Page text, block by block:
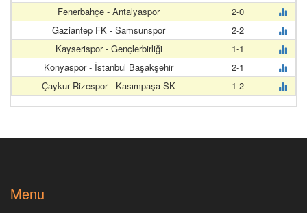
Fenerbahçe - Antalyaspor
2-0
Gaziantep FK - Samsunspor
2-2
Kayserispor - Gençlerbirliği
1-1
Konyaspor - İstanbul Başakşehir
2-1
Çaykur Rizespor - Kasımpaşa SK
1-2
Menu